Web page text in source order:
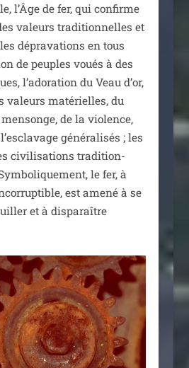
l’Âge de fer, qui confirme
valeurs tra­di­tion­nelles et
dépra­va­tions en tous
de peuples voués à des
l’adoration du Veau d’or,
valeurs maté­rielles, du
de la vio­lence,
géné­ra­li­sés ; les
civi­li­sa­tions tra­di­tion­
le fer, à
est ame­né à se
et à dis­pa­raître